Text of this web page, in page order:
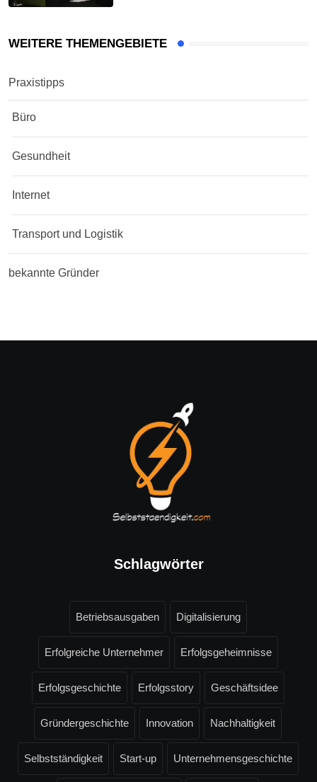
WEITERE THEMENGEBIETE
Praxistipps
Büro
Gesundheit
Internet
Transport und Logistik
bekannte Gründer
Schlagwörter
Betriebsausgaben Digitalisierung
Erfolgreiche Unternehmer Erfolgsgeheimnisse
Erfolgsgeschichte Erfolgsstory Geschäftsidee
Gründergeschichte Innovation Nachhaltigkeit
Selbstständigkeit Start-up Unternehmensgeschichte